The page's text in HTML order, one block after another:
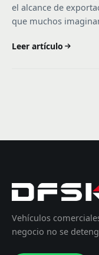
el alcance de
que muchos
Leer artículo
Vehículos
negocio no se